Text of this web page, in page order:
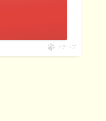
ポチップ